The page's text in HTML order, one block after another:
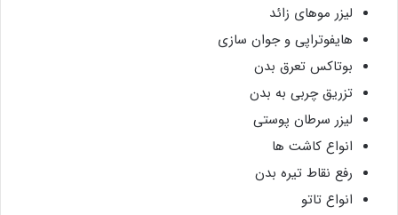
لیزر موهای زائد
هایفوتراپی و جوان سازی
بوتاکس تعرق بدن
تزریق چربی به بدن
لیزر سرطان پوستی
انواع کاشت ها
رفع نقاط تیره بدن
انواع تاتو